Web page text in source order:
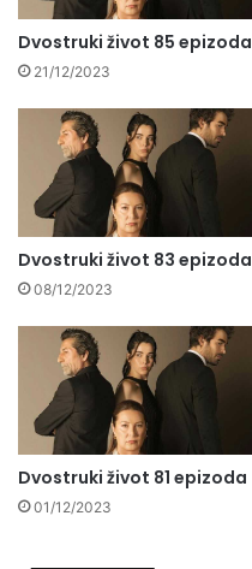
Dvostruki život 85 epizoda
21/12/2023
Dvostruki život 83 epizoda
08/12/2023
Dvostruki život 81 epizoda
01/12/2023